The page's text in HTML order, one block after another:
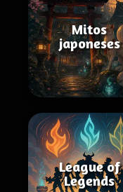
Mitos
japoneses
League of
Legends